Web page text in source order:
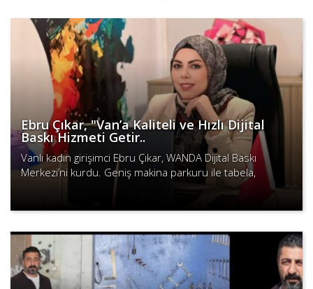
Ebru Çıkar, "Van’a Kaliteli ve Hızlı Dijital
Baskı Hizmeti Getir..
Vanlı kadın girişimci Ebru Çıkar, WANDA Dijital Baskı
Merkezi’ni kurdu. Geniş makina parkuru ile tabela,
branda, vinil ve kurumsal baskılarda yüksek kalite ve hızlı